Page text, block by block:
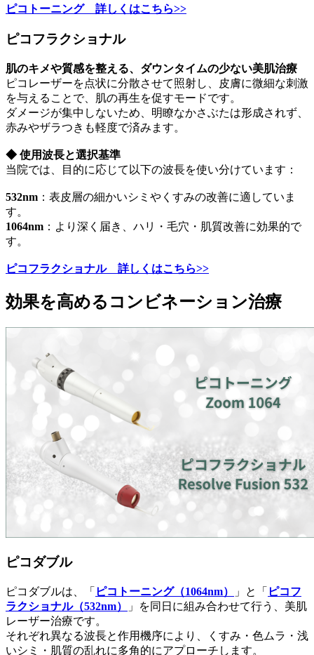
ピコトーニング 詳しくはこちら>>
ピコフラクショナル
肌のキメや質感を整える、ダウンタイムの少ない美肌治療
ピコレーザーを点状に分散させて照射し、皮膚に微細な刺激
を与えることで、肌の再生を促すモードです。
ダメージが集中しないため、明瞭なかさぶたは形成されず、
赤みやザラつきも軽度で済みます。
◆ 使用波長と選択基準
当院では、目的に応じて以下の波長を使い分けています：
532nm ：表皮層の細かいシミやくすみの改善に適していま
す。
1064nm ：より深く届き、ハリ・毛穴・肌質改善に効果的で
す。
ピコフラクショナル 詳しくはこちら>>
効果を高めるコンビネーション治療
ピコダブル
ピコダブルは、「 ピコトーニング（1064nm） 」と「 ピコフ
ラクショナル（532nm）
」を同日に組み合わせて行う、美肌
レーザー治療です。
それぞれ異なる波長と作用機序により、くすみ・色ムラ・浅
いシミ・肌質の乱れに多角的にアプローチします。